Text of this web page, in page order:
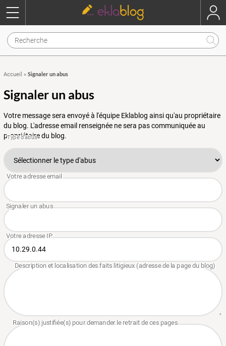
Accueil » Signaler un abus
Signaler un abus
Votre message sera envoyé à l'équipe Eklablog ainsi qu'au propriétaire
du blog. L'adresse email renseignée ne sera pas communiquée au
propriétaire du blog.